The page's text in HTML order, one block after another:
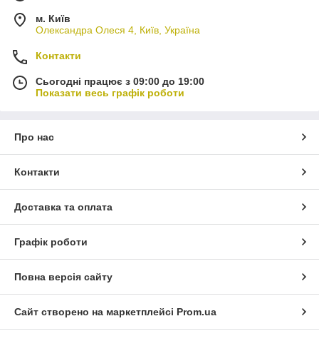
м. Київ
Олександра Олеся 4, Київ, Україна
Контакти
Сьогодні працює з 09:00 до 19:00
Показати весь графік роботи
Про нас
Контакти
Доставка та оплата
Графік роботи
Повна версія сайту
Сайт створено на маркетплейсі Prom.ua